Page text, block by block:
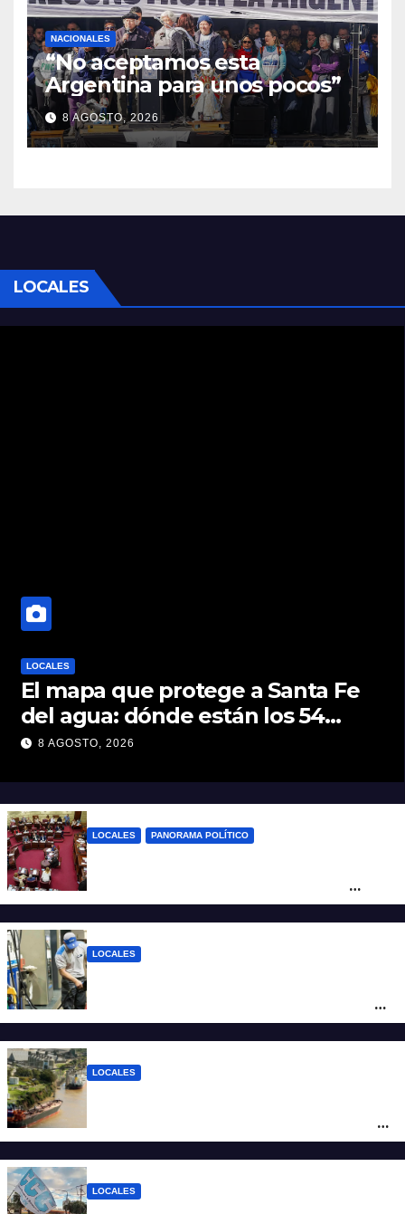
NACIONALES
“No aceptamos esta
Argentina para unos pocos”
8 AGOSTO, 2026
LOCALES
LOCALES
El mapa que protege a Santa Fe
del agua: dónde están los 54
puntos de bombeo
8 AGOSTO, 2026
LOCALES PANORAMA POLÍTICO
Santa Fe
LOCALES
ciudad de Santa Fe: la nafta súper superó
los $2.100 y llenar el tanque cuesta más
LOCALES
posicionar los puertos del sur de Santa Fe
como salida para las exportaciones
LOCALES